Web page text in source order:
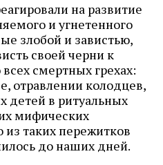
на развитие
и угнетенного
злобой и завистью,
своей черни к
смертных грехах:
отравлении колодцев,
детей в ритуальных
мифических
из таких пережитков
до наших дней.